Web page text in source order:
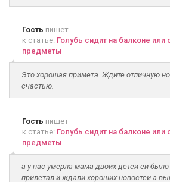
Гость пишет
к статье: Голубь сидит на балконе или
предметы
Это хорошая примета. Ждите отличную
счастью.
Гость пишет
к статье: Голубь сидит на балконе или
предметы
а у нас умерла мама двоих детей ей было
прилетал и ждали хороших новостей а